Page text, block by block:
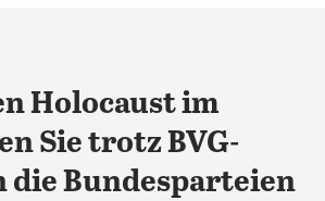
Holocaust im
Sie trotz BVG-
die Bundesparteien